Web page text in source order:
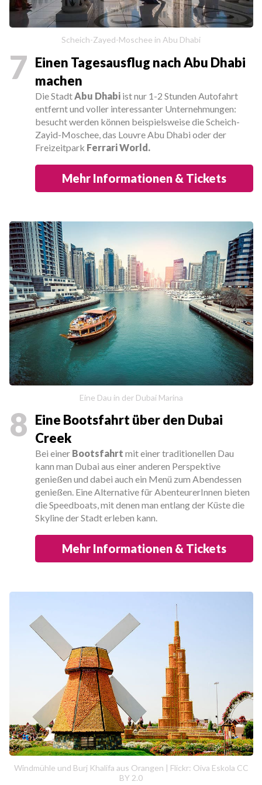
Scheich-Zayed-Moschee in Abu Dhabi
7 Einen Tagesausflug nach Abu Dhabi
machen
Die StadtAbu Dhabiist nur 1-2 Stunden Autofahrt
entfernt und voller interessanter Unternehmungen:
besucht werden können beispielsweise die Scheich-
Zayid-Moschee, das Louvre Abu Dhabi oder der
Freizeitpark Ferrari World.
Mehr Informationen & Tickets
Eine Dau in der Dubai Marina
8 Eine Bootsfahrt über den Dubai
Creek
Bei einer Bootsfahrt mit einer traditionellen Dau
kann man Dubai aus einer anderen Perspektive
genießen und dabei auch ein Menü zum Abendessen
genießen. Eine Alternative für AbenteurerInnen bieten
die Speedboats, mit denen man entlang der Küste die
Skyline der Stadt erleben kann.
Mehr Informationen & Tickets
Windmühle und Burj Khalifa aus Orangen | Flickr: Oiva Eskola CC
BY 2.0